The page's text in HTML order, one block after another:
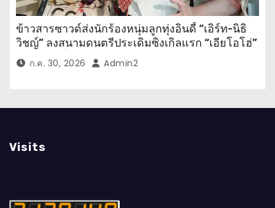
ข้าวสารซาวด์ส่งนักร้องหนุ่มลูกทุ่งอินดี้ “เอิร์ท-นิธิ
วิชญ์” ลงสนามดนตรีประเดิมซิงเกิลแรก “เอียโอโฮ่”
เพลงสนุกที่ให้กำลังใจทุกคนในยามท้อแท้
ก.ค. 30, 2026 Admin2
Visits